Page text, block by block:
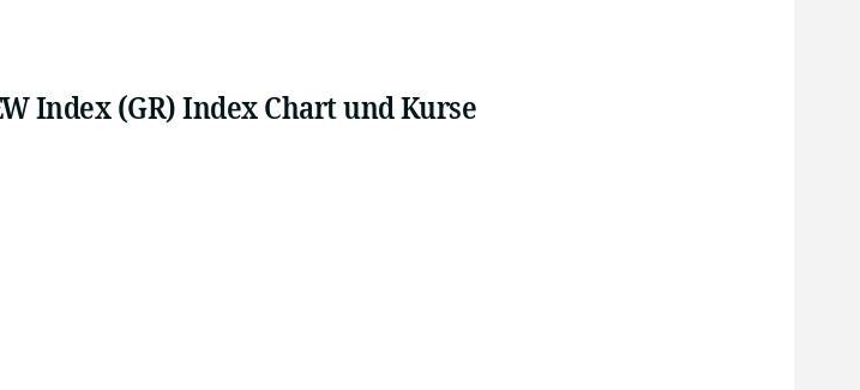
Index (GR) Index Chart und Kurse